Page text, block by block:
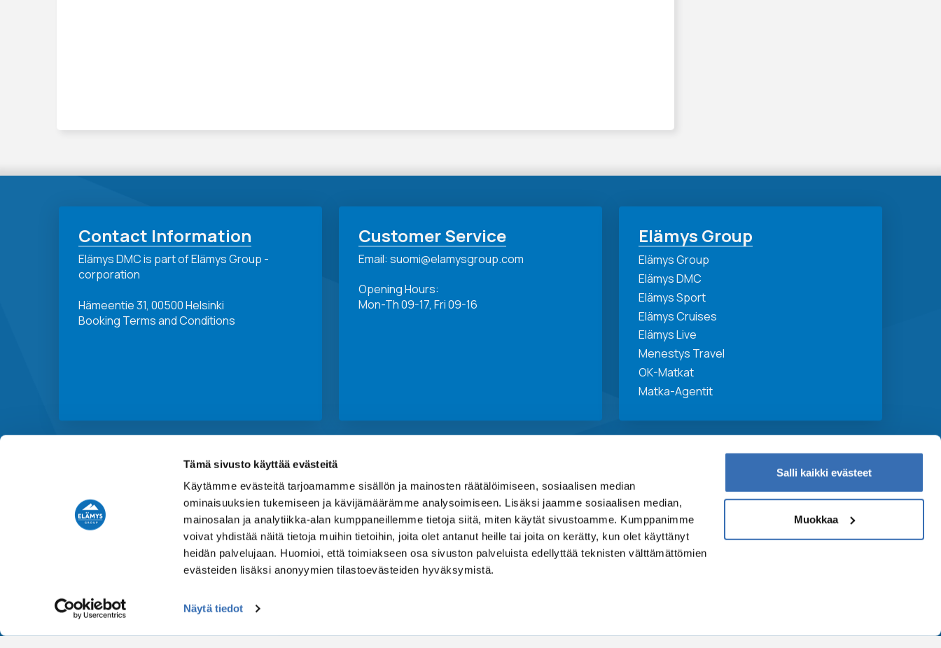
Tämä sivusto käyttää evästeitä
Käytämme evästeitä tarjoamamme sisällön ja mainosten räätälöimiseen, sosiaalisen median
ominaisuuksien tukemiseen ja kävijämäärämme analysoimiseen. Lisäksi jaamme sosiaalisen median,
mainosalan ja analytiikka-alan kumppaneillemme tietoja siitä, miten käytät sivustoamme. Kumppanimme
voivat yhdistää näitä tietoja muihin tietoihin, joita olet antanut heille tai joita on kerätty, kun olet käyttänyt
heidän palvelujaan. Huomioi, että toimiakseen osa sivuston palveluista edellyttää teknisten välttämättömien
evästeiden lisäksi anonyymien tilastoevästeiden hyväksymistä.
Näytä tiedot
Salli kaikki evästeet
Muokkaa
Contact Information
Elämys DMC is part of Elämys Group -
corporation
Hämeentie 31, 00500 Helsinki
Booking Terms and Conditions
Customer Service
Email: suomi@elamysgroup.com
Opening Hours:
Mon-Th 09-17, Fri 09-16
Elämys Group
Elämys Group
Elämys DMC
Elämys Sport
Elämys Cruises
Elämys Live
Menestys Travel
OK-Matkat
Matka-Agentit